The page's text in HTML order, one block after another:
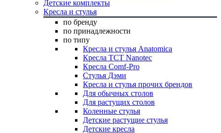
Детские комплекты
Кресла и стулья
по бренду
по принадлежности
по типу
Кресла и стулья Anatomica
Кресла TCT Nanotec
Кресла Comf-Pro
Стулья Дэми
Кресла и стулья прочих брендов
Для обычных столов
Для растущих столов
Коленные стулья
Детские растущие стулья
Детские кресла